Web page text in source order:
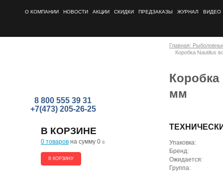
О КОМПАНИИ НОВОСТИ АКЦИИ СКИДКИ ПРЕДЗАКАЗЫ ЖУРНАЛ ВИДЕО
8 800 555 39 31
+7(473) 205-26-25
В КОРЗИНЕ
0 товаров на сумму 0 a
В КОРЗИНУ
Главная:
Коробка Nautilus
Коробка
мм
Упаковка:
Бренд:
Ожидается:
Группа: